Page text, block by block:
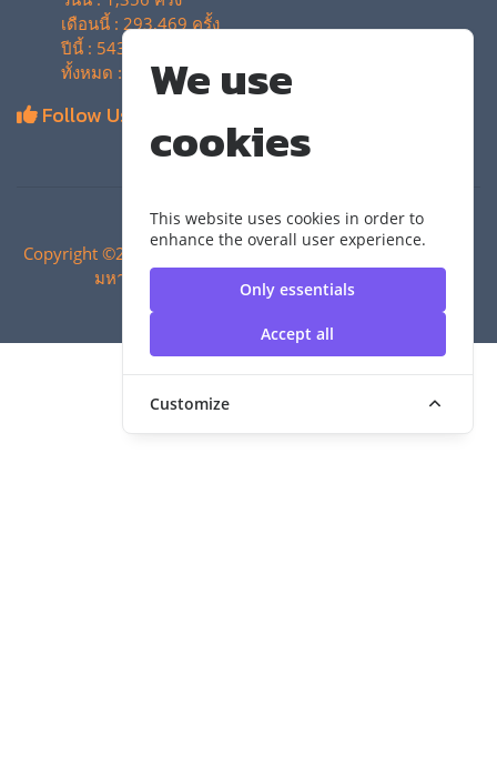
We use
cookies
This website uses cookies in order to
enhance the overall user experience.
Only essentials
Accept all
Customize
เดือนนี้ : 293,469 ครั้ง
ปีนี้ : 543,645 ครั้ง
ทั้งหมด : 4,134,595 ครั้ง
Follow Us
Copyright ©2024 สำนักวิทยบริการและเทคโนโลยีสารสนเทศ |
มหาวิทยาลัยเทคโนโลยีราชมงคลสุวรรณภูมิ